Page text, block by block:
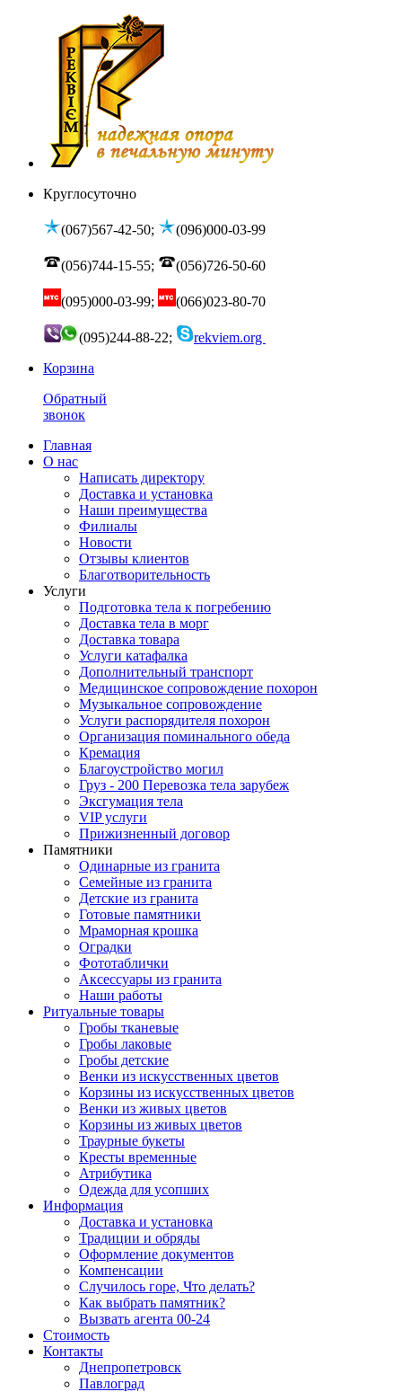
Круглосуточно
(067)567-42-50; (096)000-03-99
(056)744-15-55; (056)726-50-60
(095)000-03-99; (066)023-80-70
(095)244-88-22;
rekviem.org
Корзина
Обратный
звонок
Главная
О нас
Написать директору
Доставка и установка
Наши преимущества
Филиалы
Новости
Отзывы клиентов
Благотворительность
Услуги
Подготовка тела к погребению
Доставка тела в морг
Доставка товара
Услуги катафалка
Дополнительный транспорт
Медицинское сопровождение похорон
Музыкальное сопровождение
Услуги распорядителя похорон
Организация поминального обеда
Кремация
Благоустройство могил
Груз - 200 Перевозка тела зарубеж
Эксгумация тела
VIP услуги
Прижизненный договор
Памятники
Одинарные из гранита
Семейные из гранита
Детские из гранита
Готовые памятники
Мраморная крошка
Оградки
Фототаблички
Аксессуары из гранита
Наши работы
Ритуальные товары
Гробы тканевые
Гробы лаковые
Гробы детские
Венки из искусственных цветов
Корзины из искусственных цветов
Венки из живых цветов
Корзины из живых цветов
Траурные букеты
Кресты временные
Атрибутика
Одежда для усопших
Информация
Доставка и установка
Традиции и обряды
Оформление документов
Компенсации
Случилось горе, Что делать?
Как выбрать памятник?
Вызвать агента 00-24
Стоимость
Контакты
Днепропетровск
Павлоград